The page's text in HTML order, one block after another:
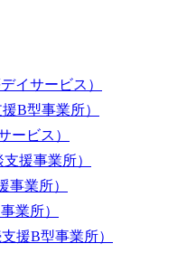
イサービス）
B型事業所）
ービス）
援事業所）
事業所）
業所）
援B型事業所）